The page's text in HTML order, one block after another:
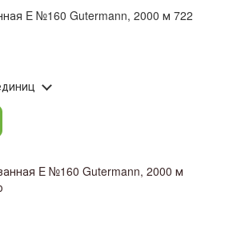
E №160 Gutermann, 2000 м 722